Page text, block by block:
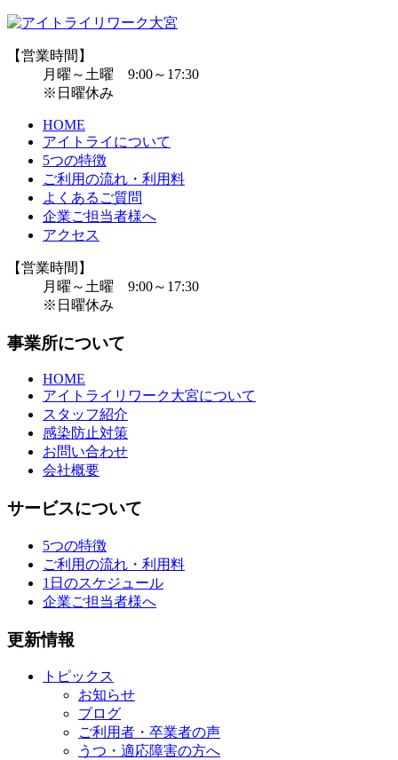
【営業時間】
月曜～土曜 9:00～17:30
※日曜休み
HOME
アイトライについて
5つの特徴
ご利用の流れ・利用料
よくあるご質問
企業ご担当者様へ
アクセス
【営業時間】
月曜～土曜 9:00～17:30
※日曜休み
事業所について
HOME
アイトライリワーク大宮について
スタッフ紹介
感染防止対策
お問い合わせ
会社概要
サービスについて
5つの特徴
ご利用の流れ・利用料
1日のスケジュール
企業ご担当者様へ
更新情報
トピックス
お知らせ
ブログ
ご利用者・卒業者の声
うつ・適応障害の方へ